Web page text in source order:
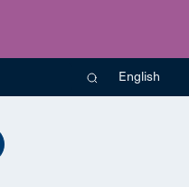
English